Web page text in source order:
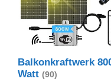
Balkonkraftwerk
Watt (90)